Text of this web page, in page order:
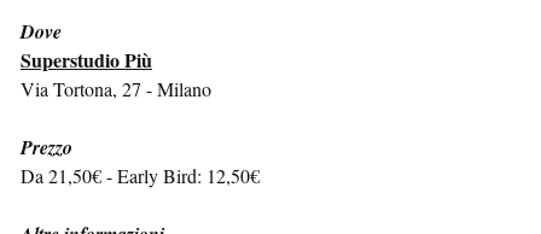
Dove
Superstudio Più
Via Tortona, 27 - Milano
Prezzo
Da 21,50€ - Early Bird: 12,50€